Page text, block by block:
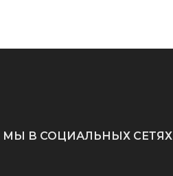
МЫ В СОЦИАЛЬНЫХ СЕТЯХ